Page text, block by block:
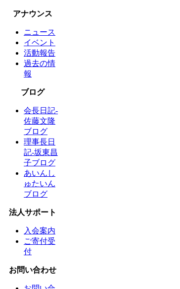
アナウンス
ニュース
イベント
活動報告
過去の情
報
ブログ
会長日記-
佐藤文隆
ブログ
理事長日
記-坂東昌
子ブログ
あいんし
ゅたいん
ブログ
法人サポート
入会案内
ご寄付受
付
お問い合わせ